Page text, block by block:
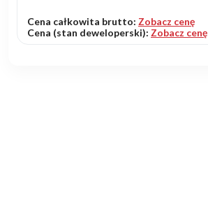
Cena całkowita brutto: Zobacz cenę
Cena (stan deweloperski): Zobacz cenę